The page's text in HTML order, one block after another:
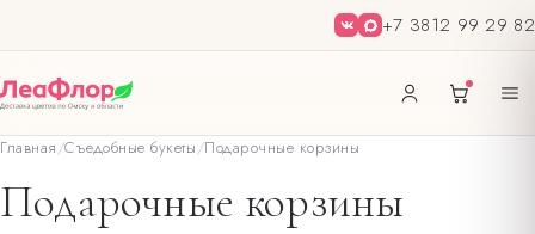
+7 3812 99 29 82
Главная/Съедобные букеты/Подарочные корзины
Подарочные корзины